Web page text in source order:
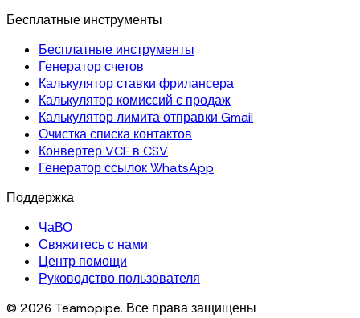
Бесплатные инструменты
Бесплатные инструменты
Генератор счетов
Калькулятор ставки фрилансера
Калькулятор комиссий с продаж
Калькулятор лимита отправки Gmail
Очистка списка контактов
Конвертер VCF в CSV
Генератор ссылок WhatsApp
Поддержка
ЧаВО
Свяжитесь с нами
Центр помощи
Руководство пользователя
© 2026 Teamopipe. Все права защищены